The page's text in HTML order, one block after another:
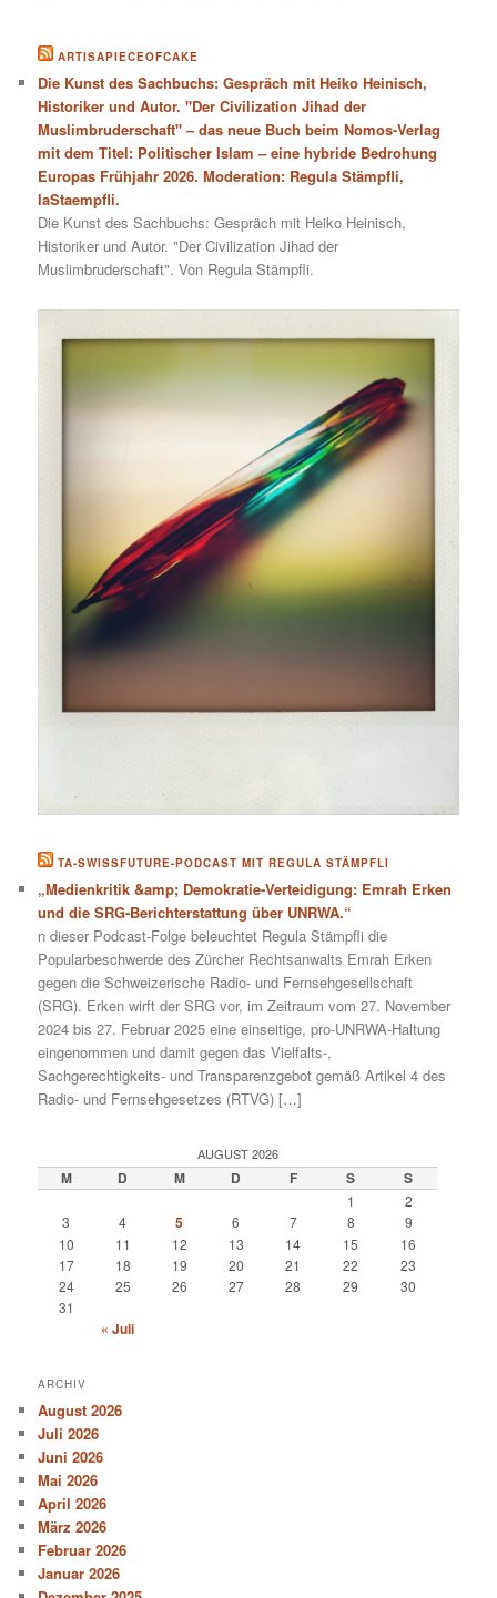
ARTISAPIECEOFCAKE
Die Kunst des Sachbuchs: Gespräch mit Heiko Heinisch,
Historiker und Autor. "Der Civilization Jihad der
Muslimbruderschaft" – das neue Buch beim Nomos-Verlag
mit dem Titel: Politischer Islam – eine hybride Bedrohung
Europas Frühjahr 2026. Moderation: Regula Stämpfli,
laStaempfli.
Die Kunst des Sachbuchs: Gespräch mit Heiko Heinisch,
Historiker und Autor. "Der Civilization Jihad der
Muslimbruderschaft". Von Regula Stämpfli.
TA-SWISSFUTURE-PODCAST MIT REGULA STÄMPFLI
„Medienkritik &amp; Demokratie-Verteidigung: Emrah Erken
und die SRG-Berichterstattung über UNRWA.“
n dieser Podcast-Folge beleuchtet Regula Stämpfli die
Popularbeschwerde des Zürcher Rechtsanwalts Emrah Erken
gegen die Schweizerische Radio- und Fernsehgesellschaft
(SRG). Erken wirft der SRG vor, im Zeitraum vom 27. November
2024 bis 27. Februar 2025 eine einseitige, pro-UNRWA-Haltung
eingenommen und damit gegen das Vielfalts-,
Sachgerechtigkeits- und Transparenzgebot gemäß Artikel 4 des
Radio- und Fernsehgesetzes (RTVG) […]
AUGUST 2026
M D M D F S S
1
2
3
4 5 6 7 8
9
10
11 12 13 14 15
16
17
18 19 20 21 22
23
24
25 26 27 28 29
30
31
« Juli
ARCHIV
August 2026
Juli 2026
Juni 2026
Mai 2026
April 2026
März 2026
Februar 2026
Januar 2026